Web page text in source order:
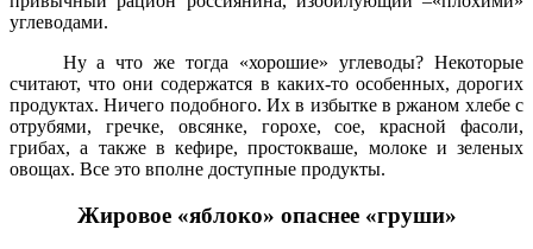
углеводами.
Ну а что же тогда «хорошие» углеводы? Некоторые
считают, что они содержатся в каких-то особенных, дорогих
продуктах. Ни­чего подобного. Их в избытке в ржаном хле­бе с
отрубями, гречке, овсянке, горохе, сое, красной фасоли,
грибах, а также в кефире, простокваше, молоке и зеленых
овощах. Все это вполне доступные продукты.
Жировое «яблоко» опаснее «груши»